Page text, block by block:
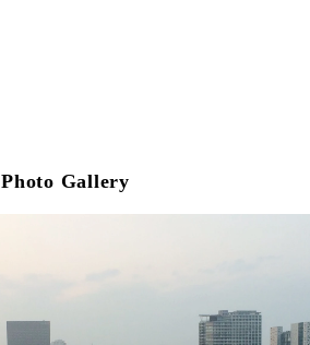
Photo Gallery